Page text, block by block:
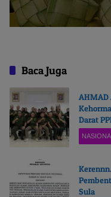
Baca Juga
AHMAD
Darat
Sula